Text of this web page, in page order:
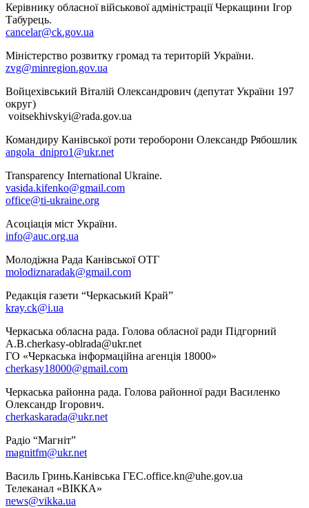
Керівнику обласної військової адміністрації Черкащини Ігор
Табурець.
cancelar@ck.gov.ua
Міністерство розвитку громад та територій України.
zvg@minregion.gov.ua
Войцехівський Віталій Олександрович (депутат України 197
округ)
voitsekhivskyi@rada.gov.ua
Командиру Канівської роти тероборони Олександр Рябошлик
angola_dnipro1@ukr.net
Transparency International Ukraine.
vasida.kifenko@gmail.com
office@ti-ukraine.org
Асоціація міст України.
info@auc.org.ua
Молодіжна Рада Канівської ОТГ
molodiznaradak@gmail.com
Редакція газети “Черкаський Край”
kray.ck@i.ua
Черкаська обласна рада. Голова обласної ради Підгорний
А.В.cherkasy-oblrada@ukr.net
ГО «Черкаська інформаційна агенція 18000»
cherkasy18000@gmail.com
Черкаська районна рада. Голова районної ради Василенко
Олександр Ігорович.
cherkaskarada@ukr.net
Радіо “Магніт”
magnitfm@ukr.net
Василь Гринь.Канівська ГЕС.office.kn@uhe.gov.ua
Телеканал «ВІККА»
news@vikka.ua